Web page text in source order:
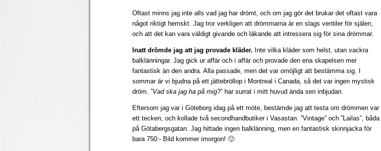
Oftast minns jag inte alls vad jag har drömt, och om jag gör det brukar det oftast vara
något riktigt hemskt. Jag tror verkligen att drömmarna är en slags ventiler för själen,
och att det kan vara väldigt givande och läkande att intressera sig för sina drömmar.
Inatt drömde jag att jag provade kläder. Inte vilka kläder som helst, utan vackra
balklänningar. Jag gick ur affär och i affär och provade den ena skapelsen mer
fantastisk än den andra. Alla passade, men det var omöjligt att bestämma sig. I
sommar är vi bjudna på ett jättebröllop i Montreal i Canada, så det var ingen mystisk
dröm. ”Vad ska jag ha på mig?” har surrat i mitt huvud ända sen inbjudan.
Eftersom jag var i Göteborg idag på ett möte, bestämde jag att testa om drömmen var
ett tecken, och kollade två secondhandbutiker i Vasastan. ”Vintage” och ”Lailas”, båda
på Götabergsgatan. Jag hittade ingen balklänning, men en fantastisk skinnjacka för
bara 750:- Bild kommer imorgon! 🙂